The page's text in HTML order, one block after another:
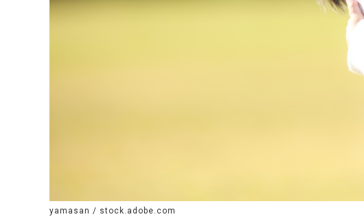
yamasan / stock.adobe.com